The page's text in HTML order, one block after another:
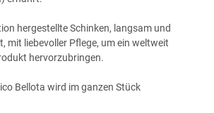
hergestellte Schinken, langsam und
mit liebevoller Pflege, um ein weltweit
hervorzubringen.
Bellota wird im ganzen Stück